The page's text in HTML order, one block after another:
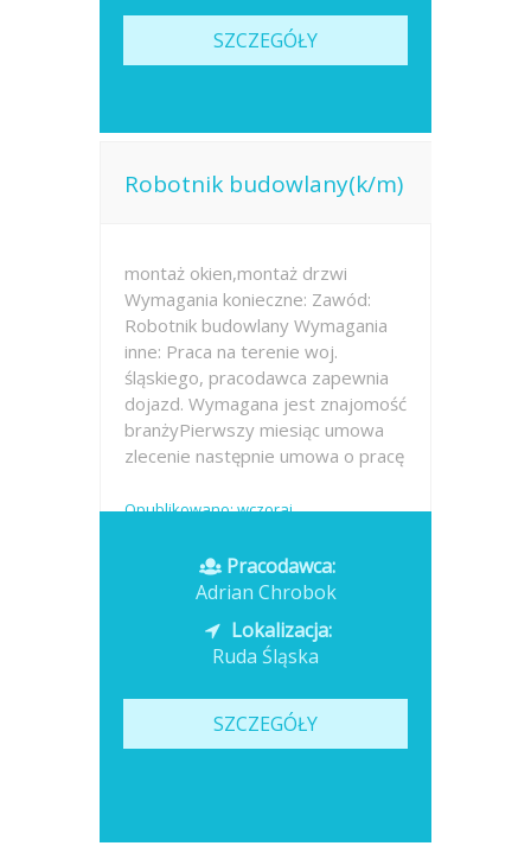
SZCZEGÓŁY
Robotnik budowlany(k/m)
montaż okien,montaż drzwi
Wymagania konieczne: Zawód:
Robotnik budowlany Wymagania
inne: Praca na terenie woj.
śląskiego, pracodawca zapewnia
dojazd. Wymagana jest znajomość
branżyPierwszy miesiąc umowa
zlecenie następnie umowa o pracę
Opublikowano: wczoraj
Pracodawca:
Adrian Chrobok
Lokalizacja:
Ruda Śląska
SZCZEGÓŁY